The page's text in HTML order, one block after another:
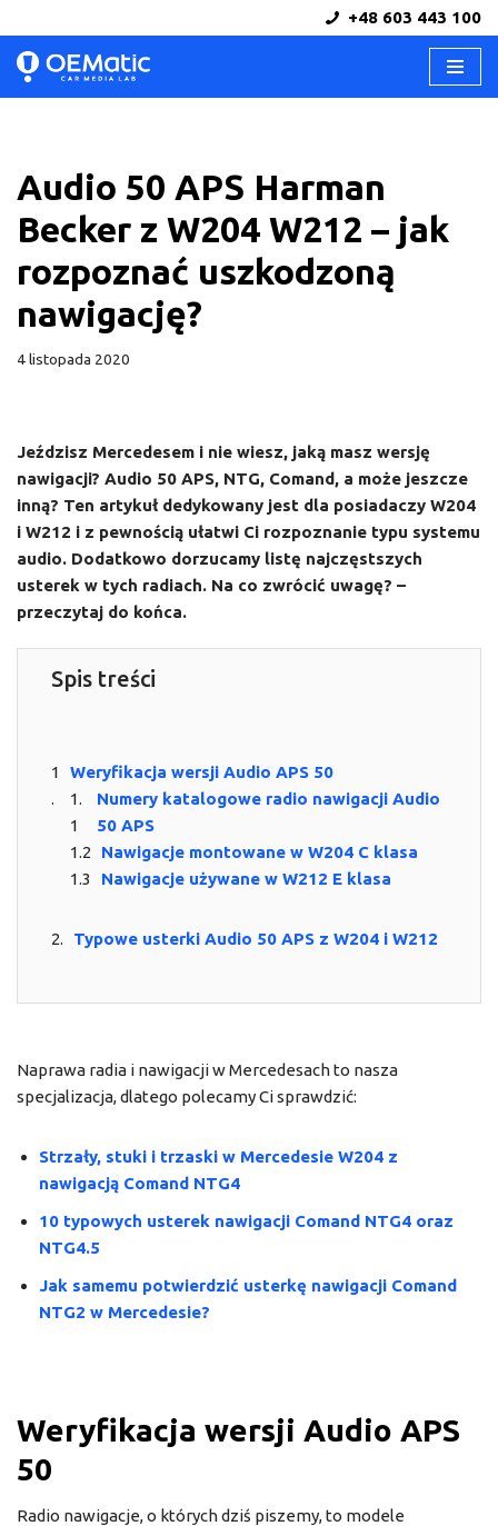
Przejdź
do
+48 603 443 100
Audio 50 APS Harman
Becker z W204 W212 – jak
rozpoznać uszkodzoną
nawigację?
4 listopada 2020
Jeździsz Mercedesem i nie wiesz, jaką masz wersję
nawigacji? Audio 50 APS, NTG, Comand, a może jeszcze
inną? Ten artykuł dedykowany jest dla posiadaczy W204
i W212 i z pewnością ułatwi Ci rozpoznanie typu systemu
audio. Dodatkowo dorzucamy listę najczęstszych
usterek w tych radiach. Na co zwrócić uwagę? –
przeczytaj do końca.
Spis treści
Weryfikacja wersji Audio APS 50
Numery katalogowe radio nawigacji Audio
50 APS
Nawigacje montowane w W204 C klasa
Nawigacje używane w W212 E klasa
Typowe usterki Audio 50 APS z W204 i W212
Naprawa radia i nawigacji w Mercedesach to nasza
specjalizacja, dlatego polecamy Ci sprawdzić:
Strzały, stuki i trzaski w Mercedesie W204 z
nawigacją Comand NTG4
10 typowych usterek nawigacji Comand NTG4 oraz
NTG4.5
Jak samemu potwierdzić usterkę nawigacji Comand
NTG2 w Mercedesie?
Weryfikacja wersji Audio APS
50
Radio nawigacje, o których dziś piszemy, to modele